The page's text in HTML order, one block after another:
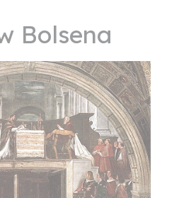
Bolsena